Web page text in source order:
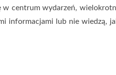
w centrum wydarzeń,
informacjami lub nie wiedzą,